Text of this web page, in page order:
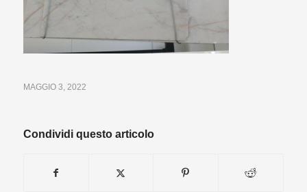
MAGGIO 3, 2022
Condividi questo articolo